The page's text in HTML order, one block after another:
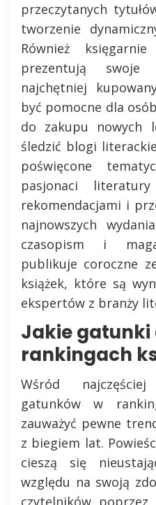
przeczytanych
tworzenie
Również
prezentują swoje
najchętniej
być pomocne dla
do zakupu nowych
śledzić blogi
poświęcone
pasjonaci
rekomendacjami i
najnowszych
czasopism i
publikuje coroczne
książek, które są
ekspertów z branży
Jakie
rankingach
Wśród
gatunków w
zauważyć pewne
z biegiem lat.
cieszą się
względu na swoją
czytelników